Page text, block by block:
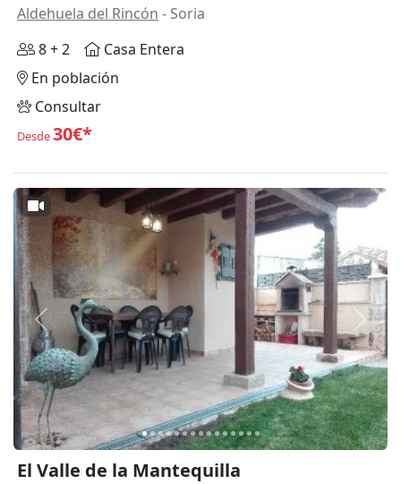
Aldehuela del Rincón - Soria
8 + 2
Casa Entera
En población
Consultar
Desde30€*
Anterior
El Valle de la Mantequilla